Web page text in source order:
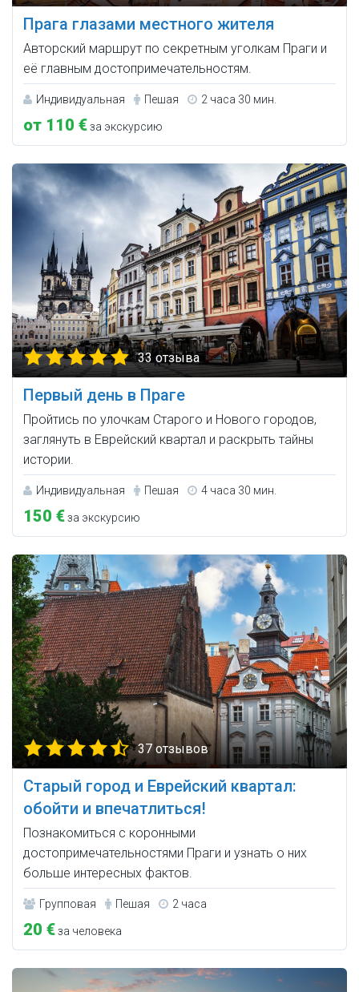
Прага глазами местного жителя
Авторский маршрут по секретным уголкам Праги и
её главным достопримечательностям.
Индивидуальная Пешая 2 часа 30 мин.
от 110 €за экскурсию
33 отзыва
Первый день в Праге
Пройтись по улочкам Старого и Нового городов,
заглянуть в Еврейский квартал и раскрыть тайны
истории.
Индивидуальная Пешая 4 часа 30 мин.
150 €за экскурсию
37 отзывов
Старый город и Еврейский квартал:
обойти и впечатлиться!
Познакомиться с коронными
достопримечательностями Праги и узнать о них
больше интересных фактов.
Групповая Пешая 2 часа
20 €за человека